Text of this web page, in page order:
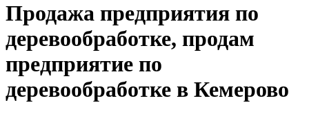
Продажа предприятия по
деревообработке, продам
предприятие по
деревообработке в Кемерово